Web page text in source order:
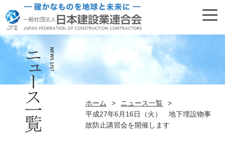
ホーム > ニュース一覧
>
平成27年6月16日（火） 地下埋設物事
故防止講習会を開催します